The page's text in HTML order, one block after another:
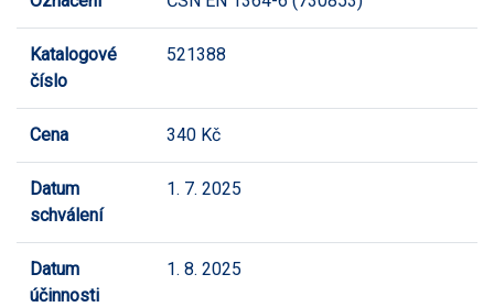
Katalogové
číslo
521388
Cena 340 Kč
Datum
schválení
1. 7. 2025
Datum
účinnosti
1. 8. 2025